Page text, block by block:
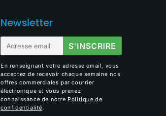
Newsletter
E-
mail
S'INSCRIRE
En renseignant votre adresse email, vous
acceptez de recevoir chaque semaine nos
offres commerciales par courrier
électronique et vous prenez
connaissance de notre Politique de
confidentialité.